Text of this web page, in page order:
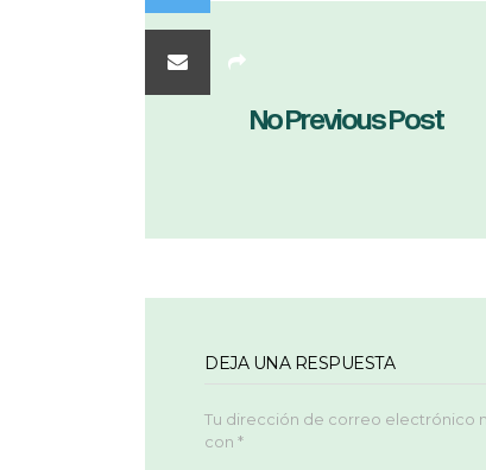
No Previous Post
DEJA UNA RESPUESTA
Tu dirección de correo electrónico
con *